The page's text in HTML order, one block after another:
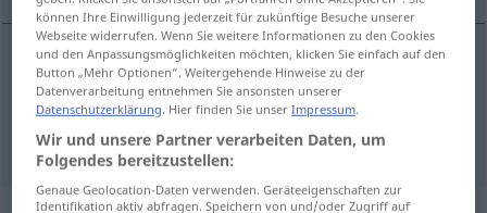
faseln radoter
schwafeln radoter
können Ihre Einwilligung jederzeit für zukünftige Besuche unserer
Webseite widerrufen. Wenn Sie weitere Informationen zu den Cookies
und den Anpassungsmöglichkeiten möchten, klicken Sie einfach auf den
Button „Mehr Optionen“. Weitergehende Hinweise zu der
Datenverarbeitung entnehmen Sie ansonsten unserer
Datenschutzerklärung. Hier finden Sie unserImpressum.
Wir und unsere Partner verarbeiten Daten, um
Folgendes bereitzustellen:
Genaue Geolocation-Daten verwenden. Geräteeigenschaften zur
Identifikation aktiv abfragen. Speichern von und/oder Zugriff auf